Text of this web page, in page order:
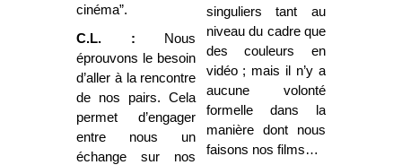
cinéma”.
C.L. : Nous
éprouvons le besoin
d’aller à la rencontre
de nos pairs. Cela
permet d’engager
entre nous un
échange sur nos
singuliers tant au
niveau du cadre que
des couleurs en
vidéo ; mais il n’y a
aucune volonté
formelle dans la
manière dont nous
faisons nos films…